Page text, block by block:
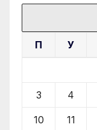
П У
3 4
10 11